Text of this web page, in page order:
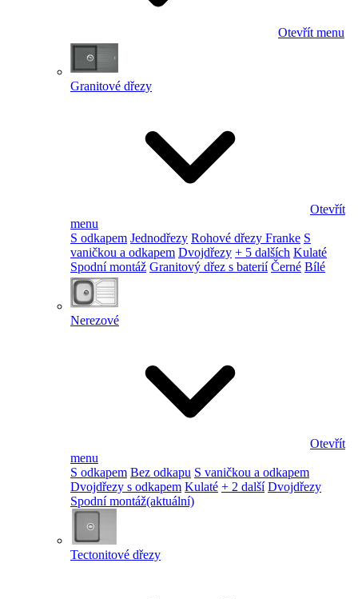
Otevřít menu
Granitové dřezy
Otevřít
menu
S odkapem Jednodřezy Rohové dřezy Franke S
vaničkou a odkapem Dvojdřezy + 5 dalších Kulaté
Spodní montáž Granitový dřez s baterií Černé Bílé
Nerezové
Otevřít
menu
S odkapem Bez odkapu S vaničkou a odkapem
Dvojdřezy s odkapem Kulaté + 2 další Dvojdřezy
Spodní montáž(aktuální)
Tectonitové dřezy